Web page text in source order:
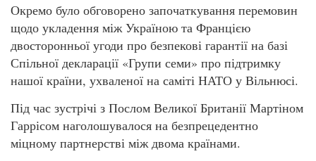
Окремо було обговорено започаткування перемовин
щодо укладення між Україною та Францією
двосторонньої угоди про безпекові гарантії на базі
Спільної декларації «Групи семи» про підтримку
нашої країни, ухваленої на саміті НАТО у Вільнюсі.
Під час зустрічі з Послом Великої Британії Мартіном
Гаррісом наголошувалося на безпрецедентно
міцному партнерстві між двома країнами.